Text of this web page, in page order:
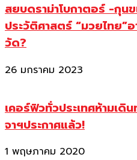
สยบดราม่าโบกาตอร์ -กุน
ประวัติศาสตร์ “มวยไทย”
วัด?
26 มกราคม 2023
เคอร์ฟิวทั่วประเทศห้ามเดิ
จาฯประกาศแล้ว!
1 พฤษภาคม 2020